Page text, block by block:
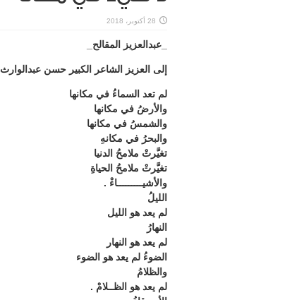
28 أكتوبر، 2018
_عبدالعزيز المقالح_
إلى العزيز الشاعر الكبير حسن عبدالوارث
لم تعد السماءُ في مكانها
والأرضُ في مكانها
والشمسُ في مكانها
والبحرُ في مكانهِ
تغيَّرتْ ملامحُ الدنيا
تغيَّرتْ ملامحُ الحياةِ
والأشيـــــــــاءْ .
الليلُ
لم يعد هو الليل
النهارُ
لم يعد هو النهار
الضوءُ لم يعد هو الضوء
والظلامُ
لم يعد هو الظــلامْ .